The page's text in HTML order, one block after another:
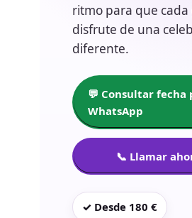
ritmo para que
disfrute de una
diferente.
💬 Consultar fecha
WhatsApp
📞 Llamar
✓ Desde 180 €